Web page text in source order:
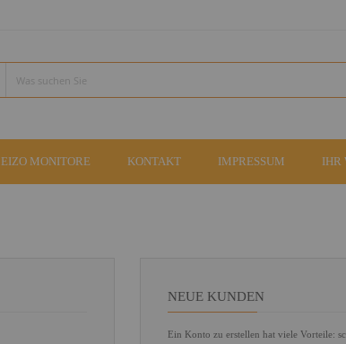
EIZO MONITORE KONTAKT IMPRESSUM IHR
NEUE KUNDEN
Ein Konto zu erstellen hat viele Vorteile: